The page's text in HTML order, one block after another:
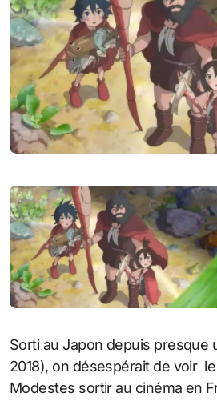
Sorti au Japon depuis presque
2018), on désespérait de voir
Modestes sortir au cinéma en